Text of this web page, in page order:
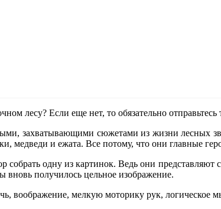
лесу? Если еще нет, то обязательно
захватывающими сюжетами из жизни лесных
медведи и ежата. Все потому, что они главные
собрать одну из картинок. Ведь они
вновь получилось цельное изображение.
воображение, мелкую моторику рук, логическое